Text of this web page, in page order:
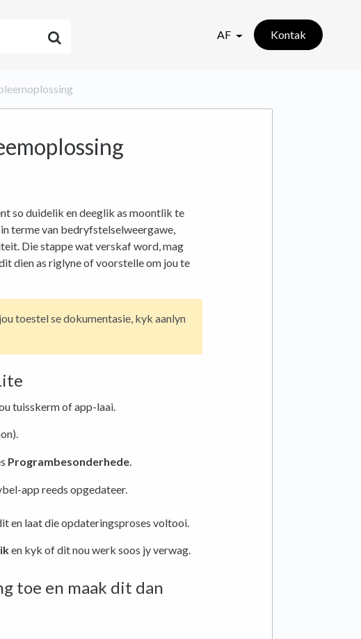
AF Kontak
so duidelik en deeglik as moontlik te
terme van bedryfstelselweergawe,
Die stappe wat verskaf word, mag
dien as riglyne of voorstelle om jou te
toestel se dokumentasie, kyk aanlyn
tuisskerm of app-laai.
Programbesonderhede.
app reeds opgedateer.
en laat die opdateringsproses voltooi.
en kyk of dit nou werk soos jy verwag.
toe en maak dit dan